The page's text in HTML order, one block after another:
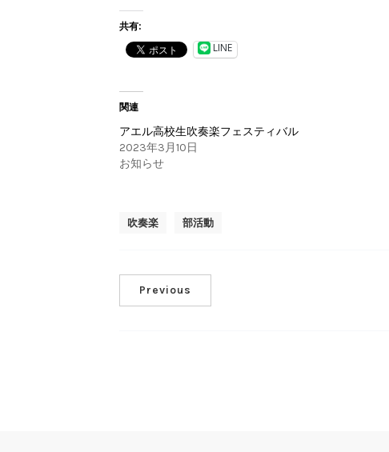
共有:
LINE
関連
アエル高校生吹奏楽フェスティバル
2023年3月10日
お知らせ
吹奏楽 部活動
Previous